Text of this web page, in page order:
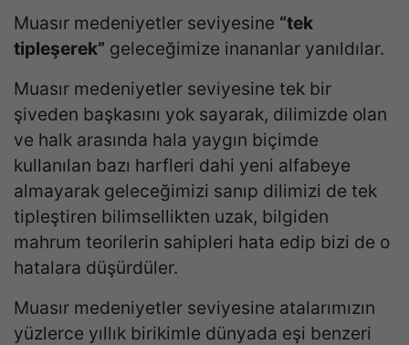
Muasır medeniyetler seviyesine “tek
tipleşerek” geleceğimize inananlar yanıldılar.
Muasır medeniyetler seviyesine tek bir
şiveden başkasını yok sayarak, dilimizde olan
ve halk arasında hala yaygın biçimde
kullanılan bazı harfleri dahi yeni alfabeye
almayarak geleceğimizi sanıp dilimizi de tek
tipleştiren bilimsellikten uzak, bilgiden
mahrum teorilerin sahipleri hata edip bizi de o
hatalara düşürdüler.
Muasır medeniyetler seviyesine atalarımızın
yüzlerce yıllık birikimle dünyada eşi benzeri